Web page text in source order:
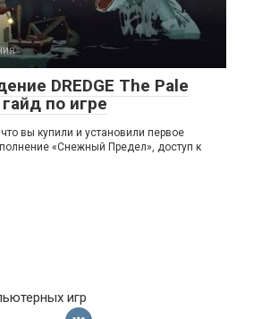
DREDGE The Pale
по игре
вы купили и установили первое
«Снежный Предел», доступ к
игр